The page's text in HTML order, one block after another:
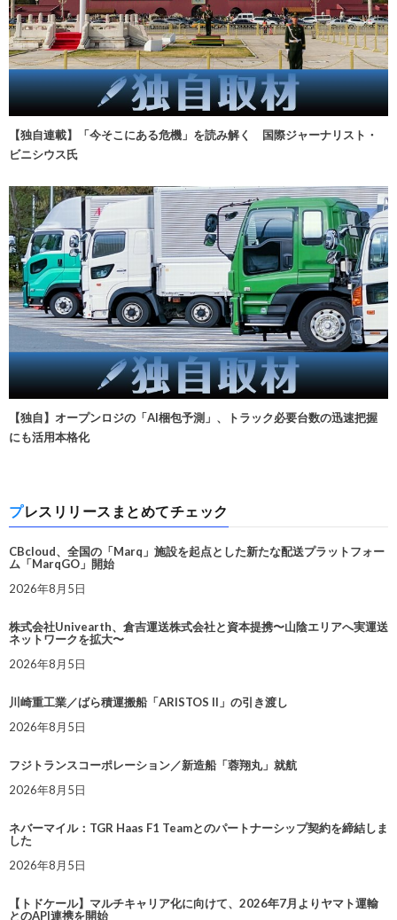
【独自連載】「今そこにある危機」を読み解く 国際ジャーナリスト・
ビニシウス氏
【独自】オープンロジの「AI梱包予測」、トラック必要台数の迅速把握
にも活用本格化
プレスリリースまとめてチェック
CBcloud、全国の「Marq」施設を起点とした新たな配送プラットフォー
ム「MarqGO」開始
2026年8月5日
株式会社Univearth、倉吉運送株式会社と資本提携〜山陰エリアへ実運送
ネットワークを拡大〜
2026年8月5日
川崎重工業／ばら積運搬船「ARISTOS II」の引き渡し
2026年8月5日
フジトランスコーポレーション／新造船「蓉翔丸」就航
2026年8月5日
ネバーマイル：TGR Haas F1 Teamとのパートナーシップ契約を締結しま
した
2026年8月5日
【トドケール】マルチキャリア化に向けて、2026年7月よりヤマト運輸
とのAPI連携を開始